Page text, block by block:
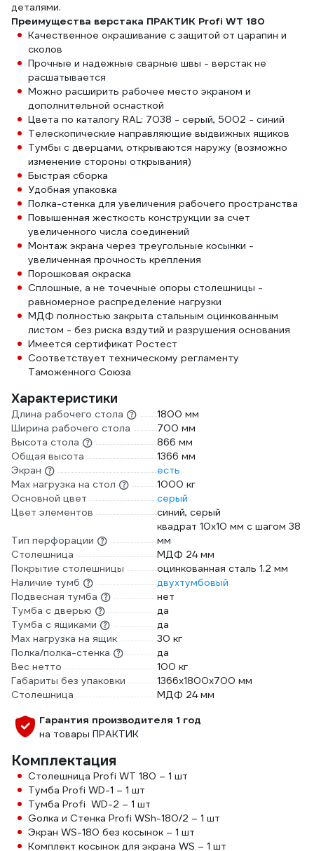
деталями.
Преимущества верстака ПРАКТИК Profi WT 180
Качественное окрашивание с защитой от царапин и
сколов
Прочные и надежные сварные швы - верстак не
расшатывается
Можно расширить рабочее место экраном и
дополнительной оснасткой
Цвета по каталогу RAL: 7038 - серый, 5002 - синий
Телескопические направляющие выдвижных ящиков
Тумбы с дверцами, открываются наружу (возможно
изменение стороны открывания)
Быстрая сборка
Удобная упаковка
Полка-стенка для увеличения рабочего пространства
Повышенная жесткость конструкции за счет
увеличенного числа соединений
Монтаж экрана через треугольные косынки -
увеличенная прочность крепления
Порошковая окраска
Сплошные, а не точечные опоры столешницы -
равномерное распределение нагрузки
МДФ полностью закрыта стальным оцинкованным
листом - без риска вздутий и разрушения основания
Имеется сертификат Ростест
Соответствует техническому регламенту
Таможенного Союза
Характеристики
Длина рабочего стола
1800 мм
Ширина рабочего стола
700 мм
Высота стола
866 мм
Общая высота
1366 мм
Экран
есть
Max нагрузка на стол
1000 кг
Основной цвет
серый
Цвет элементов
синий, серый
Тип перфорации
квадрат 10х10 мм с шагом 38
мм
Столешница
МДФ 24 мм
Покрытие столешницы
оцинкованная сталь 1.2 мм
Наличие тумб
двухтумбовый
Подвесная тумба
нет
Тумба с дверью
да
Тумба с ящиками
да
Max нагрузка на ящик
30 кг
Полка/полка-стенка
да
Вес нетто
100 кг
Габариты без упаковки
1366х1800х700 мм
Столешница
МДФ 24 мм
Гарантия производителя 1 год
на товары ПРАКТИК
Комплектация
Столешница Profi WT 180 – 1 шт
Тумба Profi WD-1 – 1 шт
Тумба Profi WD-2 – 1 шт
Gолка и Стенка Profi WSh-180/2 – 1 шт
Экран WS-180 без косынок – 1 шт
Комплект косынок для экрана WS – 1 шт